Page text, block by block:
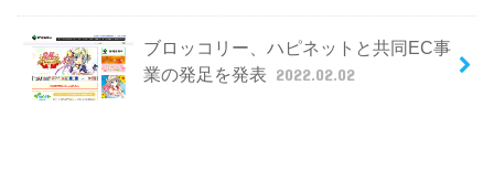
ブロッコリー、ハピネットと共同EC事
業の発足を発表 2022.02.02